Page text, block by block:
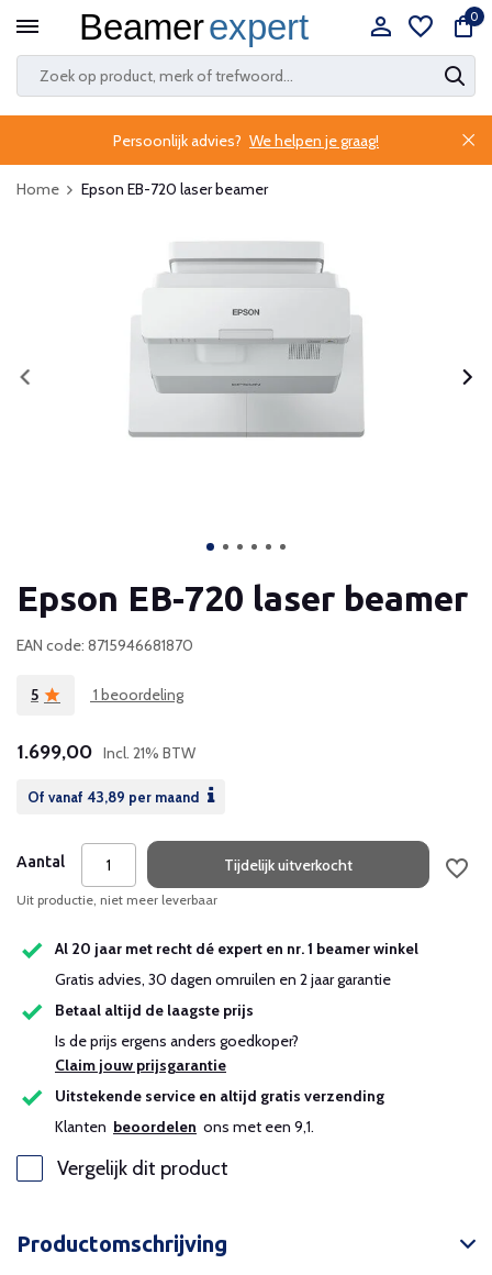
0
Persoonlijk advies? We helpen je graag!
Home Epson EB-720 laser beamer
Epson EB-720 laser beamer
EAN code: 8715946681870
5 1 beoordeling
1.699,00 Incl. 21% BTW
Of vanaf 43,89 per maand
Aantal Tijdelijk uitverkocht
Uit productie, niet meer leverbaar
Al 20 jaar met recht dé expert en nr. 1 beamer winkel
Gratis advies, 30 dagen omruilen en 2 jaar garantie
Betaal altijd de laagste prijs
Is de prijs ergens anders goedkoper?
Claim jouw prijsgarantie
Uitstekende service en altijd gratis verzending
Klanten beoordelen ons met een 9,1.
Vergelijk dit product
Productomschrijving